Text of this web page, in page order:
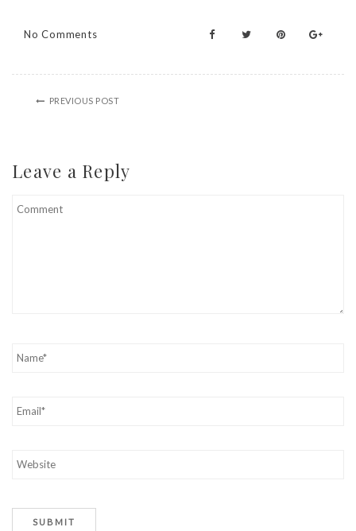
No Comments
PREVIOUS POST
Leave a Reply